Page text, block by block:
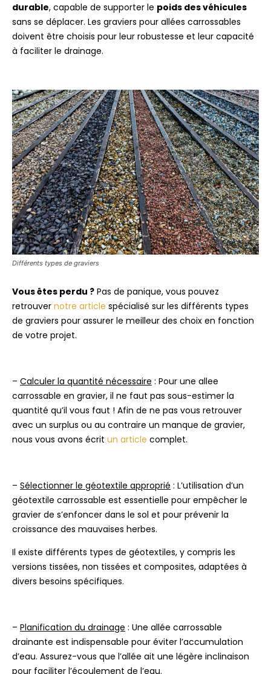
durable, capable de supporter le poids des véhicules
sans se déplacer. Les graviers pour allées carrossables
doivent être choisis pour leur robustesse et leur capacité
à faciliter le drainage.
Différents types de graviers
Vous êtes perdu ? Pas de panique, vous pouvez
retrouver notre article spécialisé sur les différents types
de graviers pour assurer le meilleur des choix en fonction
de votre projet.
– Calculer la quantité nécessaire : Pour une allee
carrossable en gravier, il ne faut pas sous-estimer la
quantité qu’il vous faut ! Afin de ne pas vous retrouver
avec un surplus ou au contraire un manque de gravier,
nous vous avons écrit un article complet.
– Sélectionner le géotextile approprié : L’utilisation d’un
géotextile carrossable est essentielle pour empêcher le
gravier de s’enfoncer dans le sol et pour prévenir la
croissance des mauvaises herbes.
Il existe différents types de géotextiles, y compris les
versions tissées, non tissées et composites, adaptées à
divers besoins spécifiques.
– Planification du drainage : Une allée carrossable
drainante est indispensable pour éviter l’accumulation
d’eau. Assurez-vous que l’allée ait une légère inclinaison
pour faciliter l’écoulement de l’eau.